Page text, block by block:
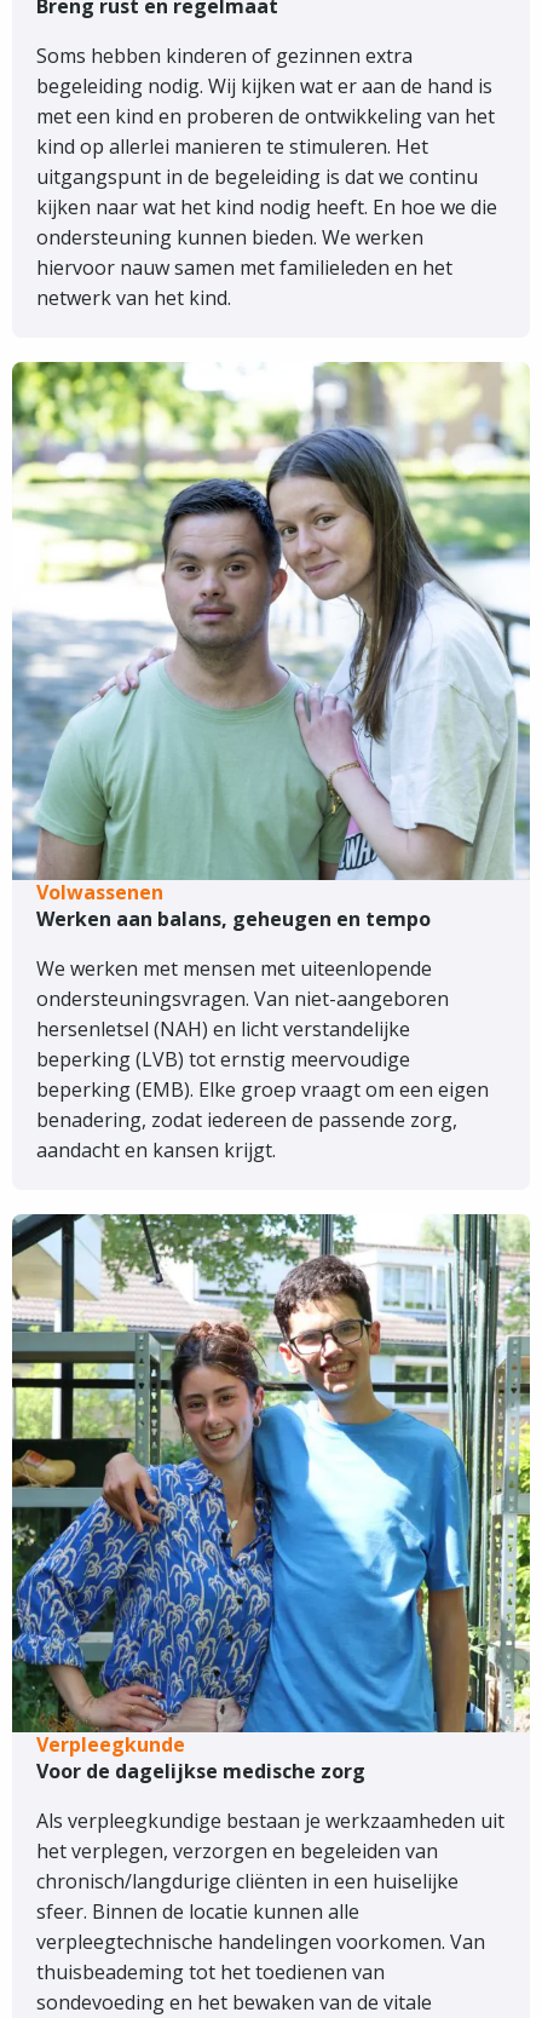
Breng rust en regelmaat
Soms hebben kinderen of gezinnen extra
begeleiding nodig. Wij kijken wat er aan de hand is
met een kind en proberen de ontwikkeling van het
kind op allerlei manieren te stimuleren. Het
uitgangspunt in de begeleiding is dat we continu
kijken naar wat het kind nodig heeft. En hoe we die
ondersteuning kunnen bieden. We werken
hiervoor nauw samen met familieleden en het
netwerk van het kind.
Volwassenen
Werken aan balans, geheugen en tempo
We werken met mensen met uiteenlopende
ondersteuningsvragen. Van niet-aangeboren
hersenletsel (NAH) en licht verstandelijke
beperking (LVB) tot ernstig meervoudige
beperking (EMB). Elke groep vraagt om een eigen
benadering, zodat iedereen de passende zorg,
aandacht en kansen krijgt.
Verpleegkunde
Voor de dagelijkse medische zorg
Als verpleegkundige bestaan je werkzaamheden uit
het verplegen, verzorgen en begeleiden van
chronisch/langdurige cliënten in een huiselijke
sfeer. Binnen de locatie kunnen alle
verpleegtechnische handelingen voorkomen. Van
thuisbeademing tot het toedienen van
sondevoeding en het bewaken van de vitale